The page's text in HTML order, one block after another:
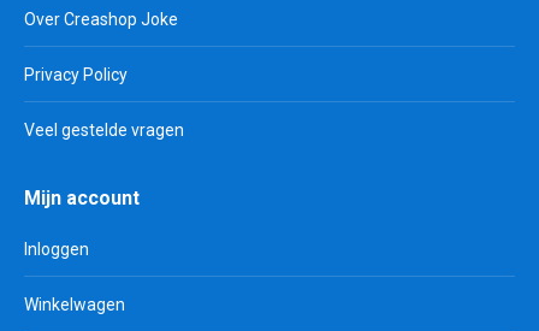
Over Creashop Joke
Privacy Policy
Veel gestelde vragen
Mijn account
Inloggen
Winkelwagen